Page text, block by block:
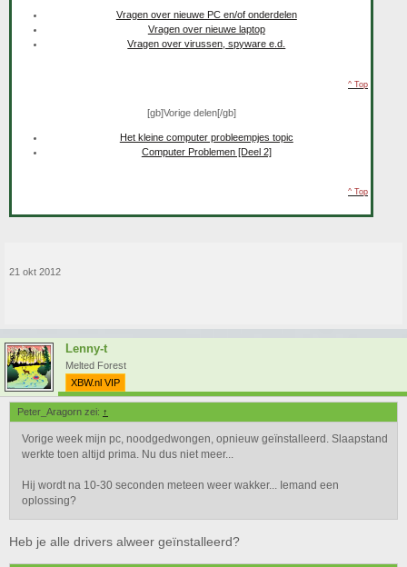
Vragen over nieuwe PC en/of onderdelen
Vragen over nieuwe laptop
Vragen over virussen, spyware e.d.
^ Top
[gb]Vorige delen[/gb]
Het kleine computer probleempjes topic
Computer Problemen [Deel 2]
^ Top
21 okt 2012
Lenny-t
Melted Forest
XBW.nl VIP
Peter_Aragorn zei: ↑
Vorige week mijn pc, noodgedwongen, opnieuw geïnstalleerd. Slaapstand
werkte toen altijd prima. Nu dus niet meer...
Hij wordt na 10-30 seconden meteen weer wakker... Iemand een
oplossing?
Heb je alle drivers alweer geïnstalleerd?